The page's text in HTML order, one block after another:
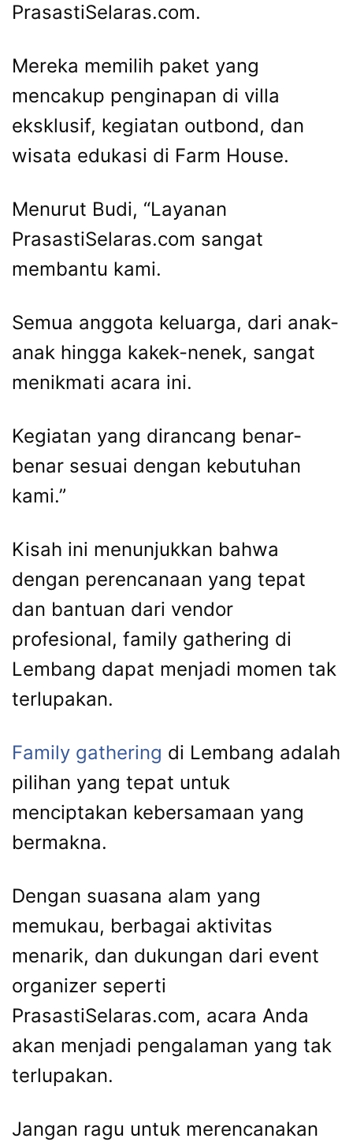
PrasastiSelaras.com.
Mereka memilih paket yang
mencakup penginapan di villa
eksklusif, kegiatan outbond, dan
wisata edukasi di Farm House.
Menurut Budi, “Layanan
PrasastiSelaras.com sangat
membantu kami.
Semua anggota keluarga, dari anak-
anak hingga kakek-nenek, sangat
menikmati acara ini.
Kegiatan yang dirancang benar-
benar sesuai dengan kebutuhan
kami.”
Kisah ini menunjukkan bahwa
dengan perencanaan yang tepat
dan bantuan dari vendor
profesional, family gathering di
Lembang dapat menjadi momen tak
terlupakan.
Family gathering di Lembang adalah
pilihan yang tepat untuk
menciptakan kebersamaan yang
bermakna.
Dengan suasana alam yang
memukau, berbagai aktivitas
menarik, dan dukungan dari event
organizer seperti
PrasastiSelaras.com, acara Anda
akan menjadi pengalaman yang tak
terlupakan.
Jangan ragu untuk merencanakan